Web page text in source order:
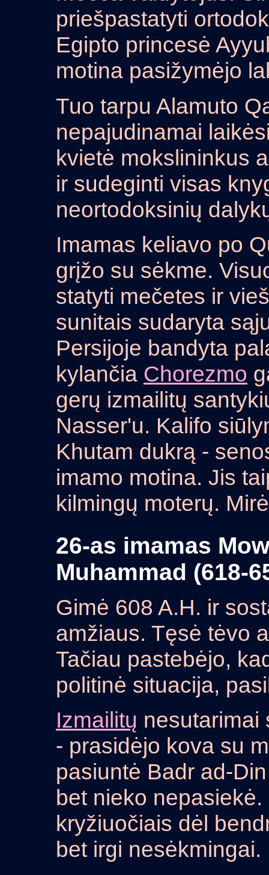
priešpastatyti
Egipto princesė
motina pasižymėjo
Tuo tarpu Alamuto
nepajudinamai
kvietė mokslininkus
ir sudeginti visas
neortodoksinių
Imamas keliavo po
grįžo su sėkme.
statyti mečetes ir
sunitais sudaryta
Persijoje bandyta
kylančia Chorezmo
gerų izmailitų
Nasser'u. Kalifo
Khutam dukrą -
imamo motina. Jis
kilmingų moterų.
26-as imamas
Muhammad (618-
Gimė 608 A.H. ir
amžiaus. Tęsė tėvo
Tačiau pastebėjo,
politinė situacija,
Izmailitų
- prasidėjo kova su
pasiuntė Badr ad-
bet nieko
kryžiuočiais dėl
bet irgi nesėkmingai.